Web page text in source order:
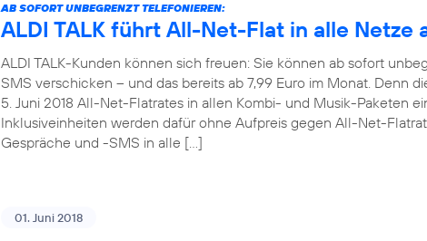
AB SOFORT UNBEGRENZT TELEFONIEREN:
ALDI TALK führt All-Net-Flat in alle Netze
ALDI TALK-Kunden können sich freuen: Sie können ab sofort
SMS verschicken – und das bereits ab 7,99 Euro im Monat. Denn
5. Juni 2018 All-Net-Flatrates in allen Kombi- und Musik-Paketen
Inklusiveinheiten werden dafür ohne Aufpreis gegen All-Net-
Gespräche und -SMS in alle […]
01. Juni 2018